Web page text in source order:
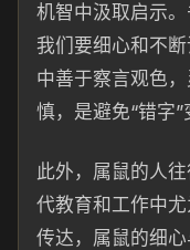
机智中汲取启示
我们要细心和不
中善于察言观色
慎，是避免“错字”
此外，属鼠的人
代教育和工作中
传达，属鼠的细